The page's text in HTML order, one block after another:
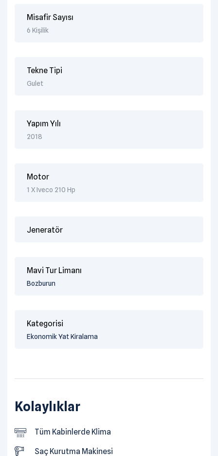
Misafir Sayısı
6 Kişilik
Tekne Tipi
Gulet
Yapım Yılı
2018
Motor
1 X Iveco 210 Hp
Jeneratör
Mavi Tur Limanı
Bozburun
Kategorisi
Ekonomik Yat Kiralama
Kolaylıklar
Tüm Kabinlerde Klima
Saç Kurutma Makinesi